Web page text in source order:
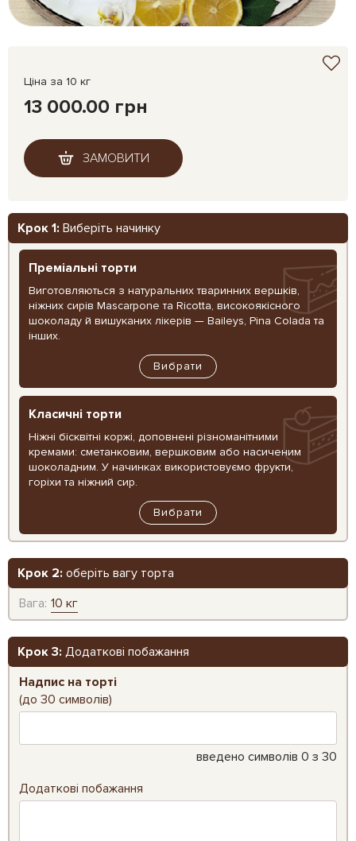
Ціна за 10 кг
13 000.00 грн
ЗАМОВИТИ
Крок 1: Виберіть начинку
Преміальні торти
Виготовляються з натуральних тваринних вершків,
ніжних сирів Mascarpone та Ricotta, високоякісного
шоколаду й вишуканих лікерів — Baileys, Pina Colada та
інших.
Вибрати
Класичні торти
Ніжні бісквітні коржі, доповнені різноманітними
кремами: сметанковим, вершковим або насиченим
шоколадним. У начинках використовуємо фрукти,
горіхи та ніжний сир.
Вибрати
Крок 2: оберіть вагу торта
Вага: 10 кг
Крок 3: Додаткові побажання
Надпис на торті
(до 30 символів)
введено символів 0 з 30
Додаткові побажання